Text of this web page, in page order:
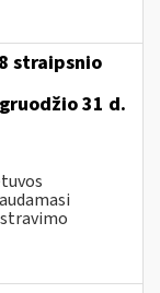
straipsnio
31 d.